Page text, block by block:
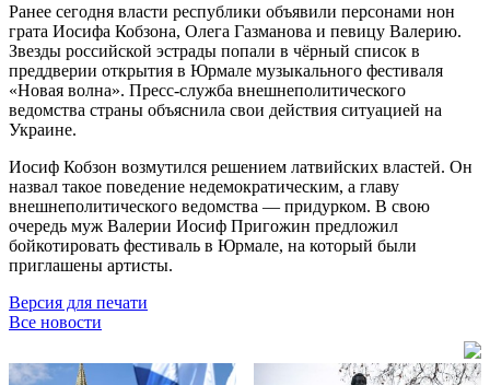
Ранее сегодня власти республики объявили персонами нон
грата Иосифа Кобзона, Олега Газманова и певицу Валерию.
Звезды российской эстрады попали в чёрный список в
преддверии открытия в Юрмале музыкального фестиваля
«Новая волна». Пресс-служба внешнеполитического
ведомства страны объяснила свои действия ситуацией на
Украине.
Иосиф Кобзон возмутился решением латвийских властей. Он
назвал такое поведение недемократическим, а главу
внешнеполитического ведомства — придурком. В свою
очередь муж Валерии Иосиф Пригожин предложил
бойкотировать фестиваль в Юрмале, на который были
приглашены артисты.
Версия для печати
Все новости